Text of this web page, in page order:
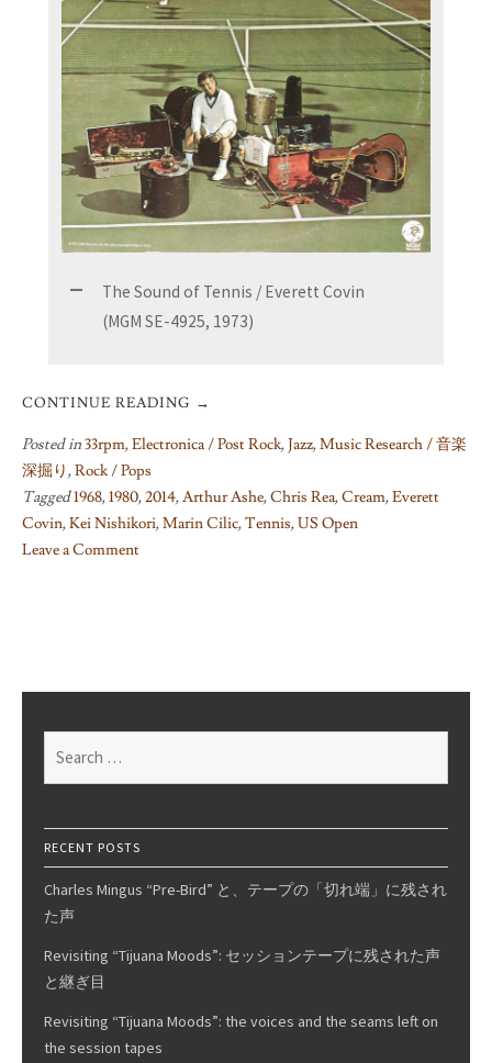
The Sound of Tennis / Everett Covin
(MGM SE-4925, 1973)
CONTINUE READING →
Posted in33rpm,Electronica / Post Rock,Jazz,Music Research / 音楽
深掘り,Rock / Pops
Tagged1968,1980,2014,Arthur Ashe,Chris Rea,Cream,Everett
Covin,Kei Nishikori,Marin Cilic,Tennis,US Open
Leave a Comment
for:
RECENT POSTS
Charles Mingus “Pre-Bird” と、テープの「切れ端」に残され
た声
Revisiting “Tijuana Moods”: セッションテープに残された声
と継ぎ目
Revisiting “Tijuana Moods”: the voices and the seams left on
the session tapes